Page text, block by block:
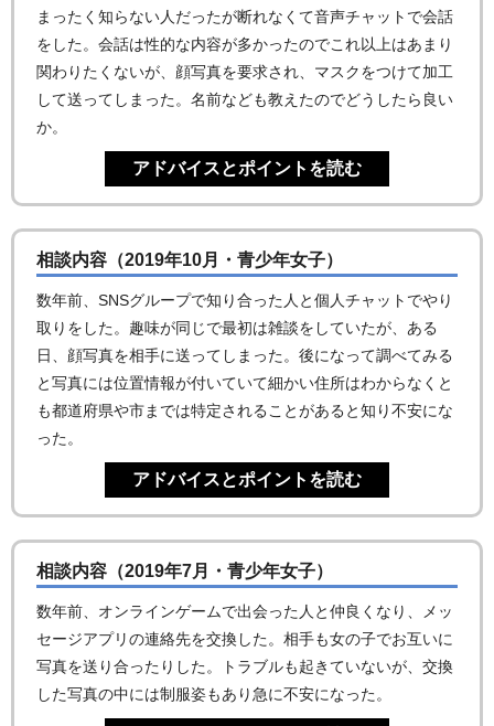
まったく知らない人だったが断れなくて音声チャットで会話
をした。会話は性的な内容が多かったのでこれ以上はあまり
関わりたくないが、顔写真を要求され、マスクをつけて加工
して送ってしまった。名前なども教えたのでどうしたら良い
か。
相談内容（2019年10月・青少年女子）
数年前、SNSグループで知り合った人と個人チャットでやり
取りをした。趣味が同じで最初は雑談をしていたが、ある
日、顔写真を相手に送ってしまった。後になって調べてみる
と写真には位置情報が付いていて細かい住所はわからなくと
も都道府県や市までは特定されることがあると知り不安にな
った。
相談内容（2019年7月・青少年女子）
数年前、オンラインゲームで出会った人と仲良くなり、メッ
セージアプリの連絡先を交換した。相手も女の子でお互いに
写真を送り合ったりした。トラブルも起きていないが、交換
した写真の中には制服姿もあり急に不安になった。